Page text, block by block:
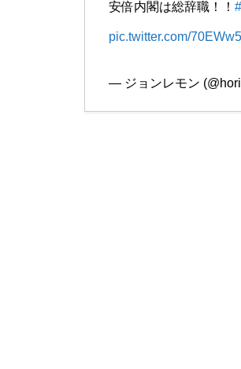
安倍内閣は総辞職！！
pic.twitter.com/
— ジョンレモン